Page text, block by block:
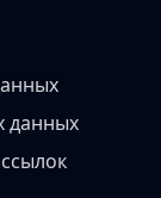
данных